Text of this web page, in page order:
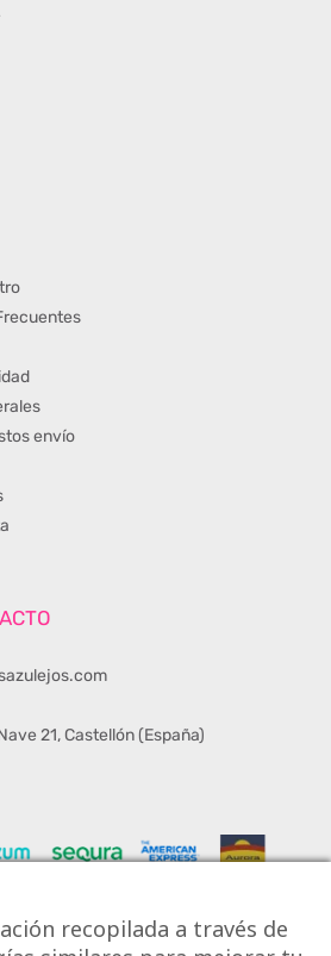
envío
21, Castellón (España)
recopilada a través de